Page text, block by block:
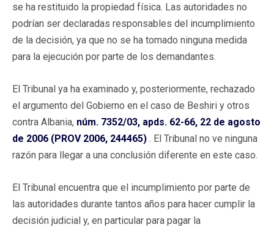
se ha restituido la propiedad física. Las autoridades no
podrían ser declaradas responsables del incumplimiento
de la decisión, ya que no se ha tomado ninguna medida
para la ejecución por parte de los demandantes.
El Tribunal ya ha examinado y, posteriormente, rechazado
el argumento del Gobierno en el caso de Beshiri y otros
contra Albania, núm. 7352/03, apds. 62-66, 22 de agosto
de 2006 (PROV 2006, 244465) . El Tribunal no ve ninguna
razón para llegar a una conclusión diferente en este caso.
El Tribunal encuentra que el incumplimiento por parte de
las autoridades durante tantos años para hacer cumplir la
decisión judicial y, en particular para pagar la